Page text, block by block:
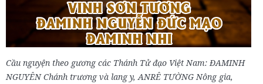
Cầu nguyện theo gương các Thánh Tử đạo Việt Nam: ĐAMINH
NGUYÊN Chánh trương và lang y, ANRÊ TƯỜNG Nông gia,